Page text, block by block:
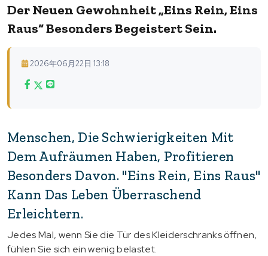
Der Neuen Gewohnheit „Eins Rein, Eins
Raus“ Besonders Begeistert Sein.
2026年06月22日 13:18
Menschen, Die Schwierigkeiten Mit
Dem Aufräumen Haben, Profitieren
Besonders Davon. "Eins Rein, Eins Raus"
Kann Das Leben Überraschend
Erleichtern.
Jedes Mal, wenn Sie die Tür des Kleiderschranks öffnen,
fühlen Sie sich ein wenig belastet.